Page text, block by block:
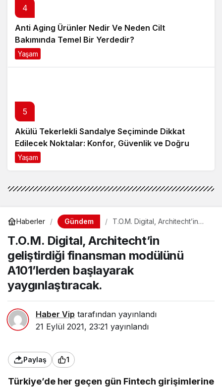
4
Anti Aging Ürünler Nedir Ve Neden Cilt
Bakımında Temel Bir Yerdedir?
Yaşam
5
Akülü Tekerlekli Sandalye Seçiminde Dikkat
Edilecek Noktalar: Konfor, Güvenlik ve Doğru
Model Tercihi
Yaşam
Haberler Gündem
T.O.M. Digital, Architecht’in
modülünü A101’lerden
başlayarak yaygınlaştıracak.
T.O.M. Digital, Architecht’in
geliştirdiği finansman modülünü
A101’lerden başlayarak
yaygınlaştıracak.
Haber Vip tarafından yayınlandı
21 Eylül 2021, 23:21 yayınlandı
Paylaş 1
Türkiye’de her geçen gün Fintech girişimlerine